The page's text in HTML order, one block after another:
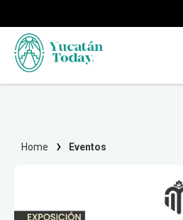
Home Eventos